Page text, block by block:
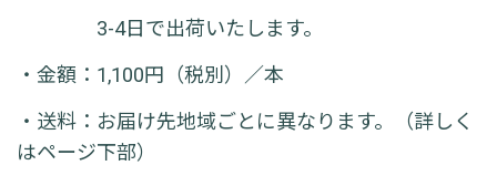
3-4日で出荷いたします。
・金額：1,100円（税別）／本
・送料：お届け先地域ごとに異なります。（詳しく
はページ下部）